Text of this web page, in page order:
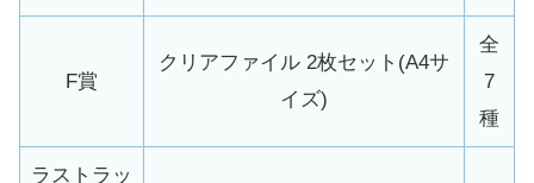
F賞
クリアファイル 2枚セット(A4サ
イズ)
全
7
種
ラストラッ